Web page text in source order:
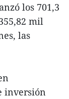
los 701,3
mil
las
inversión